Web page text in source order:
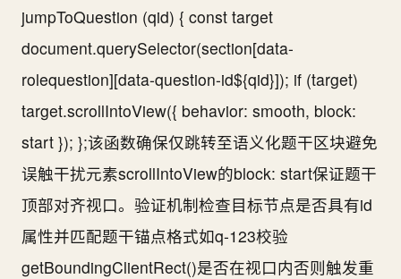
jumpToQuestion (qid) { const target
document.querySelector(section[data-
rolequestion][data-question-id${qid}]); if (target)
target.scrollIntoView({ behavior: smooth, block:
start }); };该函数确保仅跳转至语义化题干区块避免
误触干扰元素scrollIntoView的block: start保证题干
顶部对齐视口。验证机制检查目标节点是否具有id
属性并匹配题干锚点格式如q-123校验
getBoundingClientRect()是否在视口内否则触发重